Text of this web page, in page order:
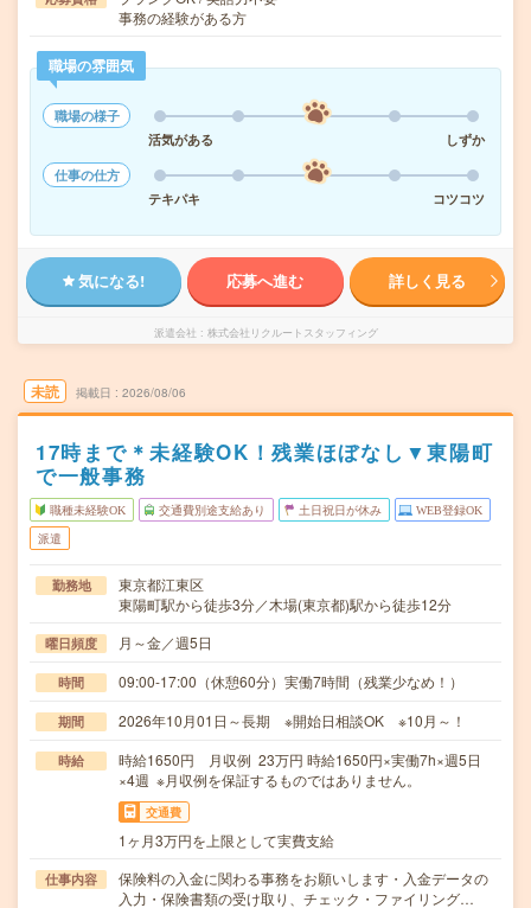
事務の経験がある方
職場の雰囲気
職場の様子
活気がある
しずか
仕事の仕方
テキパキ
コツコツ
気になる! 応募へ進む 詳しく見る
派遣会社 株式会社リクルートスタッフィング
未読 掲載日 2026/08/06
17時まで＊未経験OK！残業ほぼなし▼東陽町
で一般事務
職種未経験OK 交通費別途支給あり 土日祝日が休み WEB登録OK
派遣
勤務地
東京都江東区
東陽町駅から徒歩3分／木場(東京都)駅から徒歩12分
曜日頻度 月～金／週5日
時間 09:00-17:00（休憩60分）実働7時間（残業少なめ！）
期間 2026年10月01日～長期 ※開始日相談OK ※10月～！
時給
時給1650円 月収例 23万円 時給1650円×実働7h×週5日
×4週 ※月収例を保証するものではありません。
交通費
1ヶ月3万円を上限として実費支給
仕事内容
保険料の入金に関わる事務をお願いします・入金データの
入力・保険書類の受け取り、チェック・ファイリング…